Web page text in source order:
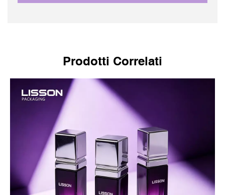
Prodotti Correlati